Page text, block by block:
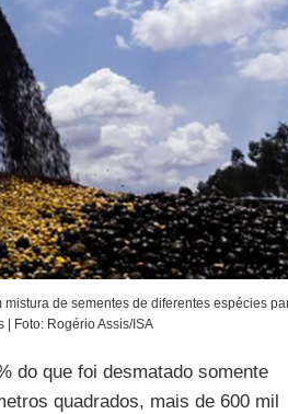
de sementes de diferentes espécies
Foto: Rogério Assis/ISA
do que foi desmatado somente
quadrados, mais de 600 mil